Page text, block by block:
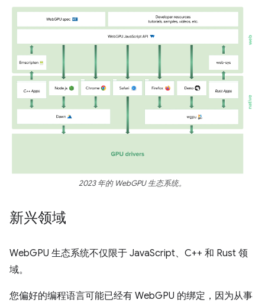
2023 年的 WebGPU 生态系统。
新兴领域
WebGPU 生态系统不仅限于 JavaScript、C++ 和 Rust 领
域。
您偏好的编程语言可能已经有 WebGPU 的绑定，因为从事